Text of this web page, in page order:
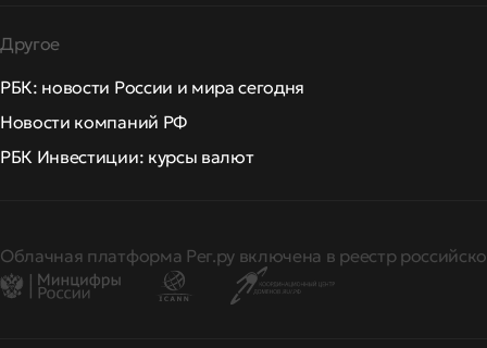
Другое
РБК: новости России и мира сегодня
Новости компаний РФ
РБК Инвестиции: курсы валют
Облачная платформа Рег.ру включена в реестр